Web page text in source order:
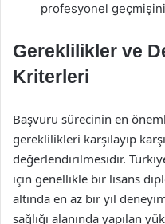
profesyonel
Gereklilikler ve
Kriterleri
Başvuru sürecinin en
gereklilikleri karşılayıp
değerlendirilmesidir.
için genellikle bir lisans
altında en az bir yıl
sağlığı alanında yapılan